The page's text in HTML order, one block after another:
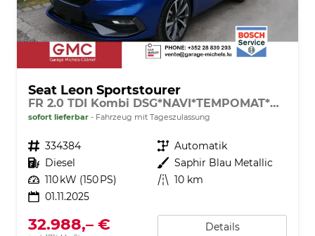
Seat Leon Sportstourer
FR 2.0 TDI Kombi DSG*NAVI*TEMPOMAT*KAMERA*KEYLESS-GO*VIRTUAL COCKPIT*
sofort lieferbar Fahrzeug mit Tageszulassung
Fahrzeugnr. 334384 Getriebe Automatik
Kraftstoff Diesel Außenfarbe Saphir Blau Metallic
Leistung 110 kW (150 PS) Kilometerstand 10 km
01.11.2025
32.988,– € Details